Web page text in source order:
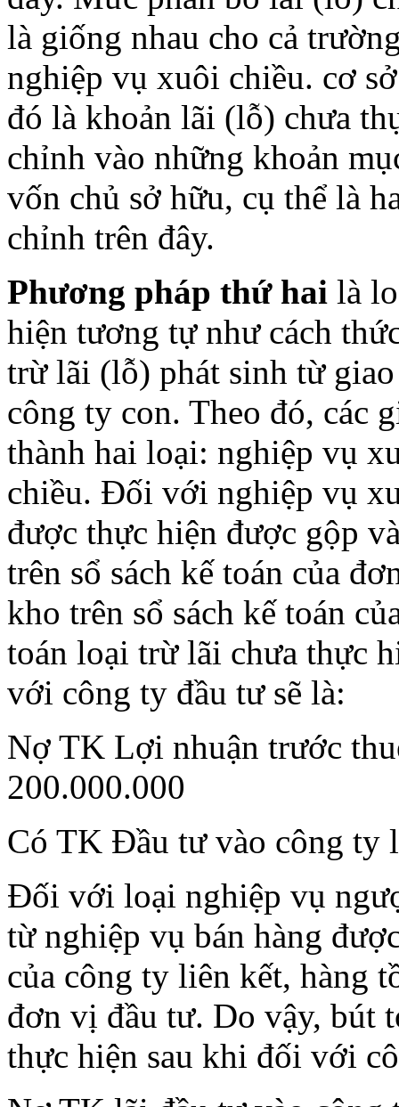
là giống nhau cho cả
nghiệp vụ xuôi chiều. cơ
đó là khoản lãi (lỗ) chưa
chỉnh vào những khoản
vốn chủ sở hữu, cụ thể là
chỉnh trên đây.
Phương pháp thứ hai là
hiện tương tự như cách
trừ lãi (lỗ) phát sinh từ
công ty con. Theo đó, các
thành hai loại: nghiệp vụ
chiều. Đối với nghiệp vụ
được thực hiện được gộp
trên sổ sách kế toán của
kho trên sổ sách kế toán
toán loại trừ lãi chưa thực
với công ty đầu tư sẽ là:
Nợ TK Lợi nhuận trước
200.000.000
Có TK Đầu tư vào công ty
Đối với loại nghiệp vụ
từ nghiệp vụ bán hàng
của công ty liên kết, hàng
đơn vị đầu tư. Do vậy, bút
thực hiện sau khi đối với